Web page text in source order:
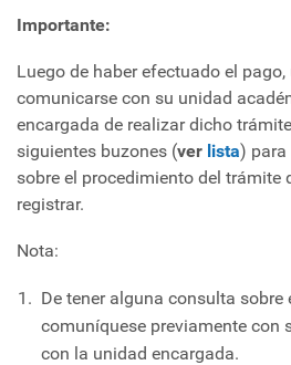
Importante:
Luego de haber efectuado el pago,
comunicarse con su unidad
encargada de realizar dicho
siguientes buzones (ver lista) para
sobre el procedimiento del trámite
registrar.
Nota:
De tener alguna consulta sobre
comuníquese previamente con
con la unidad encargada.